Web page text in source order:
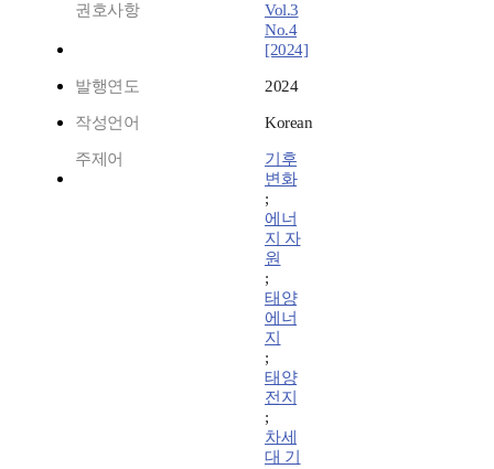
권호사항
Vol.3
No.4
[2024]
발행연도 2024
작성언어 Korean
주제어
기후
변화
;
에너
지 자
원
;
태양
에너
지
;
태양
전지
;
차세
대 기